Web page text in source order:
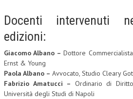
Docenti intervenuti
edizioni:
Giacomo Albano –Dottore
Ernst & Young
Paola Albano – Avvocato, Studio Cleary
Fabrizio Amatucci – Ordinario di
Università degli Studi di Napoli